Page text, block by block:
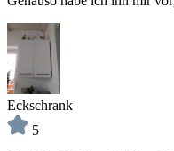
Eckschrank
5